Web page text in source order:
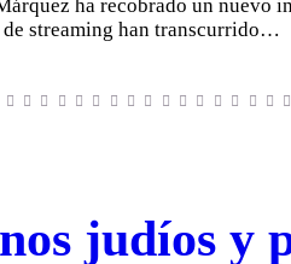
ha recobrado un
streaming han transcurrido…
judíos y